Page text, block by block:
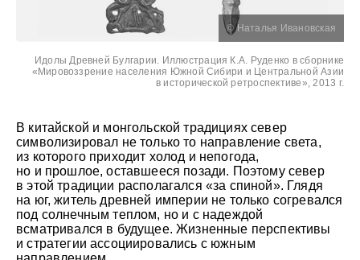
© Наталья Ивановская
Идолы Древней Булгарии. Иллюстрация К.А. Руденко в сборнике
«Мировоззрение населения Южной Сибири и Центральной Азии
в исторической ретроспективе», 2013 г.
В китайской и монгольской традициях север
символизировал не только то направление света,
из которого приходит холод и непогода,
но и прошлое, оставшееся позади. Поэтому север
в этой традиции располагался «за спиной». Глядя
на юг, житель древней империи не только согревался
под солнечным теплом, но и с надеждой
всматривался в будущее. Жизненные перспективы
и стратегии ассоциировались с южным